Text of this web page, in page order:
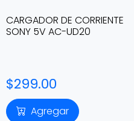
CARGADOR DE CORRIENTE
SONY 5V AC-UD20
$299.00
Agregar